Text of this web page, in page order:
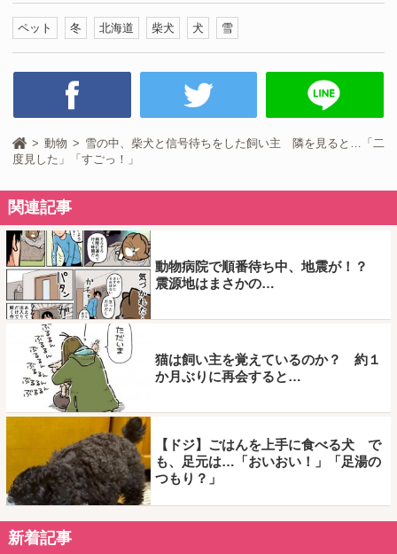
ペット 冬 北海道 柴犬 犬 雪
動物
雪の中、柴犬と信号待ちをした飼い主 隣を見ると…「二
度見した」「すごっ！」
関連記事
動物病院で順番待ち中、地震が！？
震源地はまさかの…
猫は飼い主を覚えているのか？ 約１
か月ぶりに再会すると…
【ドジ】ごはんを上手に食べる犬 で
も、足元は…「おいおい！」「足湯の
つもり？」
新着記事